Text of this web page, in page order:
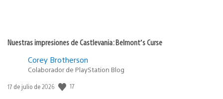
Nuestras impresiones de Castlevania: Belmont’s Curse
Corey Brotherson
Colaborador de PlayStation Blog
Fecha
17 de julio de 2026 17